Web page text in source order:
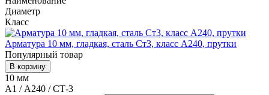
Диаметр
Класс
Арматура 10 мм, гладкая, сталь Ст3, класс А240, прутки
Популярный товар
В корзину
10 мм
А1 / А240 / СТ-3